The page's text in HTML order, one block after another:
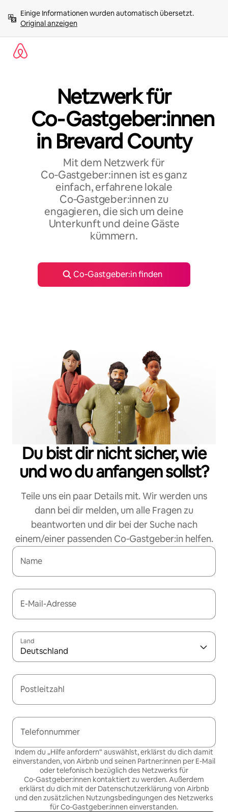
Inhalten
springenOriginal anzeigen
Netzwerk für
Co‑Gastgeber:innen
in Brevard County
Mit dem Netzwerk für
Co‑Gastgeber:innen ist es ganz
einfach, erfahrene lokale
Co‑Gastgeber:innen zu
engagieren, die sich um deine
Unterkunft und deine Gäste
kümmern.
Co‑Gastgeber:in finden
Du bist dir nicht sicher, wie
und wo du anfangen sollst?
Teile uns ein paar Details mit. Wir werden uns
dann bei dir melden, um alle Fragen zu
beantworten und dir bei der Suche nach
einem/einer passenden Co‑Gastgeber:in helfen.
Name
E-Mail-Adresse
Land
Deutschland
Postleitzahl
Telefonnummer
Indem du „Hilfe anfordern“ auswählst, erklärst du dich damit
einverstanden, von Airbnb und seinen Partner:innen per E-Mail
oder telefonisch bezüglich des Netzwerks für
Co‑Gastgeber:innen kontaktiert zu werden. Außerdem
erklärst du dich mit der Datenschutzerklärung von Airbnb
und denzusätzlichen Nutzungsbedingungen des Netzwerks
für Co‑Gastgeber:inneneinverstanden.